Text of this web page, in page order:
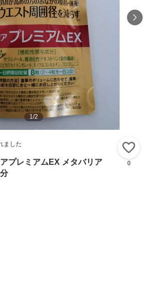
1/2
ました
プレミアムEX メタバリア
0